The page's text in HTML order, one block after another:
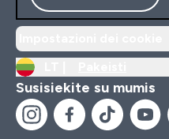
Susisiekite su mumis